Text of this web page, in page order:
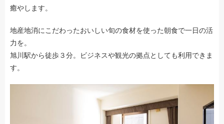
癒やします。
地産地消にこだわったおいしい旬の食材を使った朝食で一日の活
力を。
旭川駅から徒歩３分。ビジネスや観光の拠点としても利用できま
す。